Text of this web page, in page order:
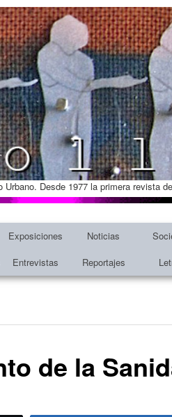
Urbano. Desde 1977 la primera revista
Exposiciones Noticias
Entrevistas Reportajes
de la